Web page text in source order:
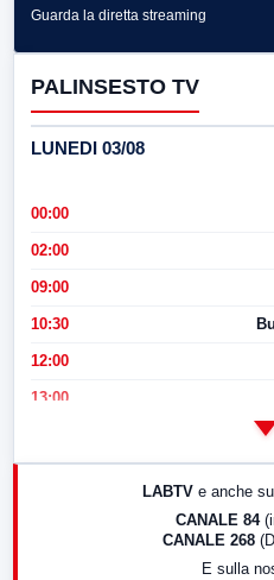
Guarda la diretta streaming
PALINSESTO TV
LUNEDI 03/08
00:00
02:00
09:00
10:30
12:00
13:00
LABTV e anche
CANALE 84
CANALE 268
E sulla